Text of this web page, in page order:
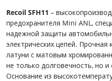
Recoil SFH11 –
предохранителя Mini ANL,
надежной защиты
электрических цепей. Прочная
латуни с матовым
не только долговечность, но
Основание из